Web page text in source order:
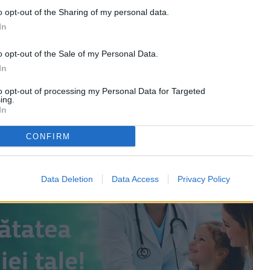
opt-out of the Sharing of my personal data.
opt-out of the Sale of my Personal Data.
opt-out of processing my Personal Data for Targeted
CONFIRM
Data Deletion Data Access Privacy Policy
Suceava, la secțiunile claselor a IX-a și a X-a.
participarea la etapa națională din carul Olimpiadei
este o experiență definitorie. Dincolo de
zisă, aceasta reprezintă șansa de întâlnirii altor
de înalt nivel.